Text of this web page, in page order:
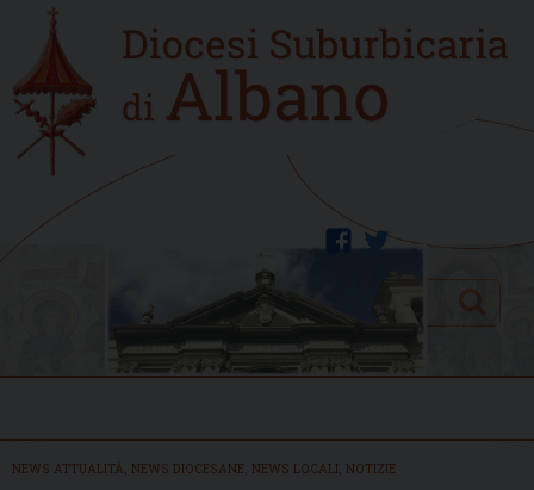
content
Home
new
twitter
facebook
Search
NEWS ATTUALITÀ NEWS DIOCESANE NEWS LOCALI NOTIZIE